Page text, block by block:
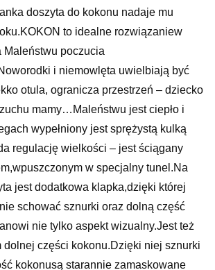
doszyta do kokonu nadaje mu
to idealne rozwiązaniew
poczucia
i niemowlęta uwielbiają być
otula, ogranicza przestrzeń – dziecko
mamy…Maleństwu jest ciepło i
wypełniony jest sprężystą kulką
regulację wielkości – jest ściągany
w specjalny tunel.Na
jest dodatkowa klapka,dzięki której
schować sznurki oraz dolną część
nie tylko aspekt wizualny.Jest też
dolnej części kokonu.Dzięki niej sznurki
kokonusą starannie zamaskowane